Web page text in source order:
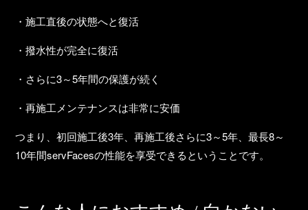
・施工直後の状態へと復活
・撥水性が完全に復活
・さらに3～5年間の保護が続く
・再施工メンテナンスは非常に安価
つまり、初回施工後3年、再施工後さらに3～5年、最長8～
10年間servFacesの性能を享受できるということです。